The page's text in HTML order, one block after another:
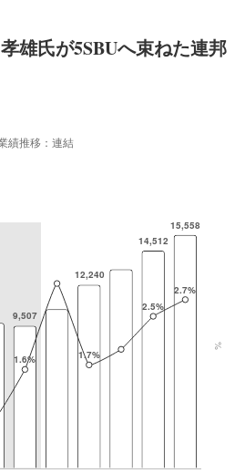
雄氏が5SBUへ束ねた連邦
績推移：連結